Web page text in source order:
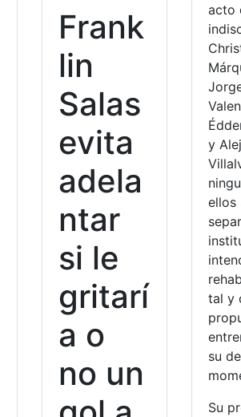
Frank
lin
Salas
evita
adela
ntar
si le
gritarí
a o
no un
acto
y
ellos
tal y
su
Su